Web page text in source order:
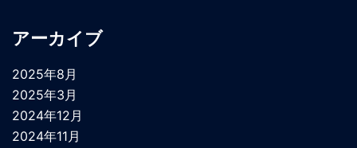
アーカイブ
2025年8月
2025年3月
2024年12月
2024年11月